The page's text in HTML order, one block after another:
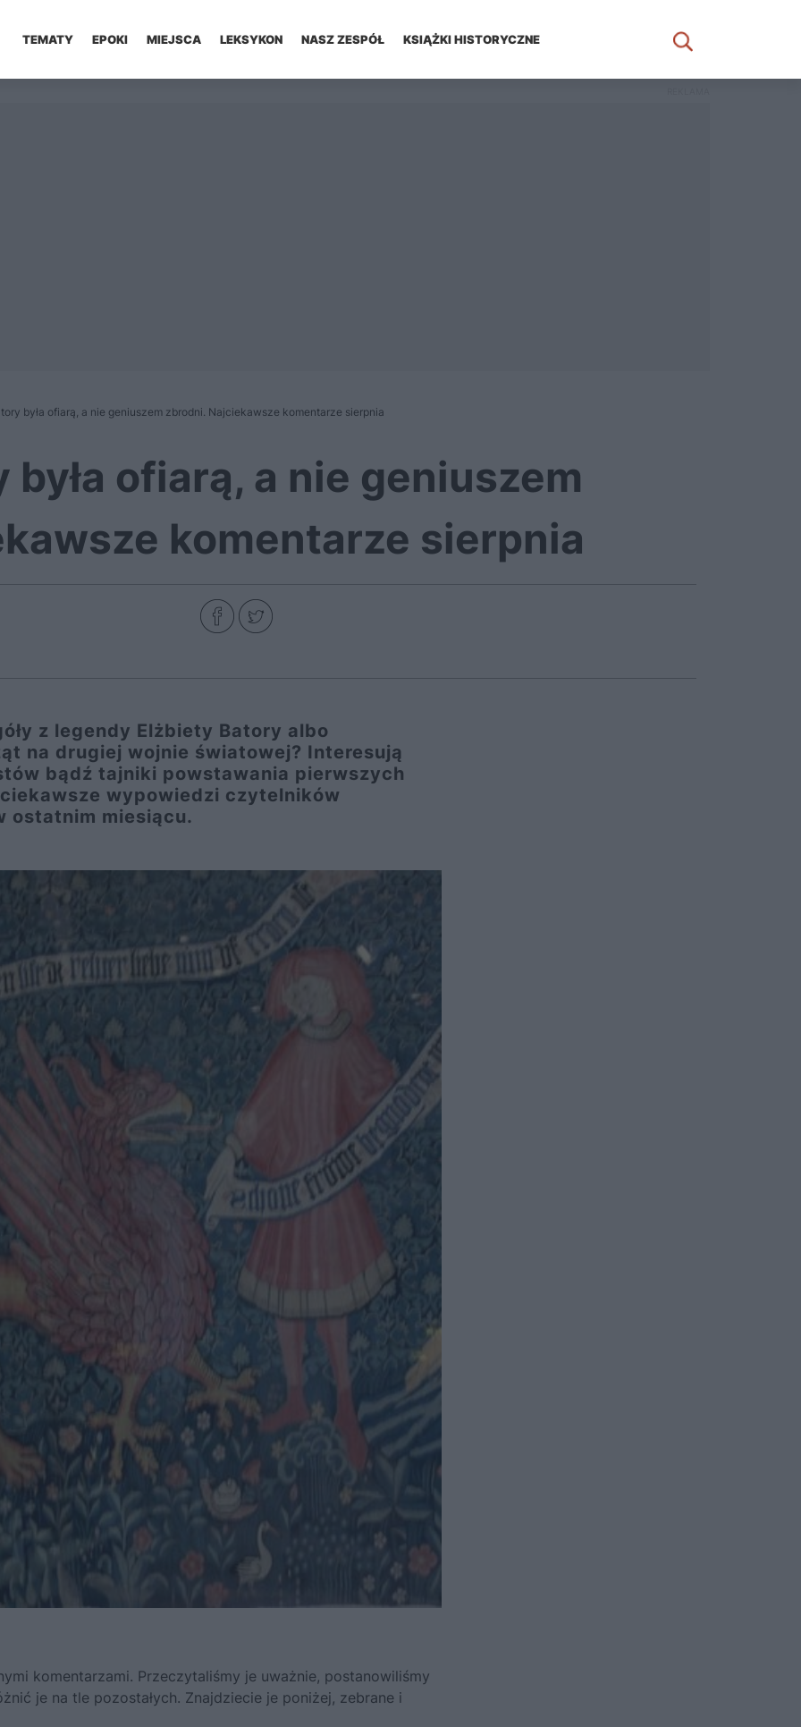
TEMATY EPOKI MIEJSCA LEKSYKON NASZ ZESPÓŁ KSIĄŻKI HISTORYCZNE
była ofiarą, a nie geniuszem zbrodni. Najciekawsze komentarze sierpnia
ofiarą, a nie geniuszem
komentarze sierpnia
z legendy Elżbiety Batory albo
na drugiej wojnie światowej? Interesują
bądź tajniki powstawania pierwszych
wypowiedzi czytelników
ostatnim miesiącu.
komentarzami. Przeczytaliśmy je uważnie, postanowiliśmy
je na tle pozostałych. Znajdziecie je poniżej, zebrane i